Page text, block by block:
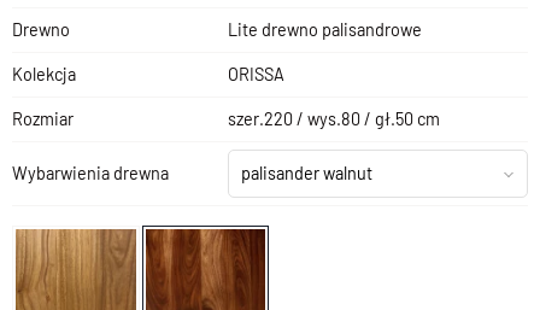
Drewno Lite drewno palisandrowe
Kolekcja ORISSA
Rozmiar szer.220 / wys.80 / gł.50 cm
Wybarwienia drewna palisander walnut